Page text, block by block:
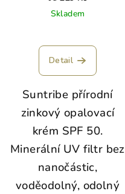
Skladem
Detail
Suntribe přírodní
zinkový opalovací
krém SPF 50.
Minerální UV filtr bez
nanočástic,
voděodolný, odolný